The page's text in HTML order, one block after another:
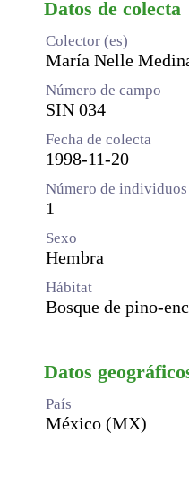
Datos de colecta
Colector (es)
María Nelle
Número de campo
SIN 034
Fecha de colecta
1998-11-20
Número de
1
Sexo
Hembra
Hábitat
Bosque de pino-
Datos
País
México (MX)